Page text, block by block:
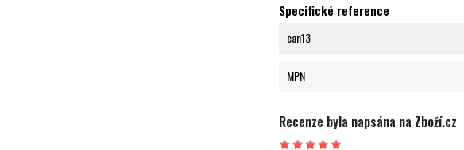
Specifické reference
ean13
MPN
Recenze byla napsána na Zboží.cz